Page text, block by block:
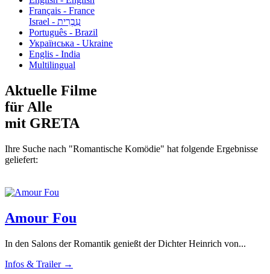
Français - France
עִבְרִית - Israel
Português - Brazil
Українська - Ukraine
Englis - India
Multilingual
Aktuelle Filme
für Alle
mit GRETA
Ihre Suche nach "Romantische Komödie" hat folgende Ergebnisse
geliefert:
Amour Fou
In den Salons der Romantik genießt der Dichter Heinrich von...
Infos & Trailer →